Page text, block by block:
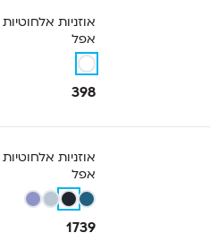
אפל
398
אפל
1739